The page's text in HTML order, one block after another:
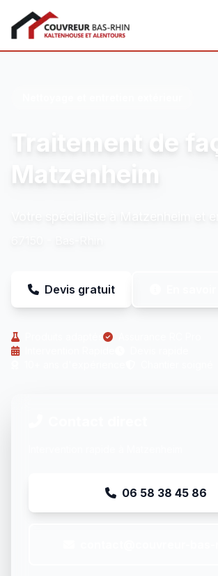
Couvreur Bas-Rhin
Traitement de
Matzenheim
Devis gratuit
06 58 38 45 86